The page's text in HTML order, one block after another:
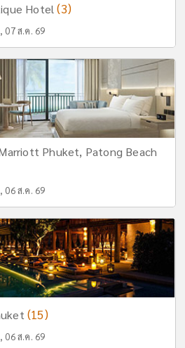
Hotel(3)
07 ส.ค. 69
Phuket, Patong Beach
06 ส.ค. 69
(15)
06 ส.ค. 69